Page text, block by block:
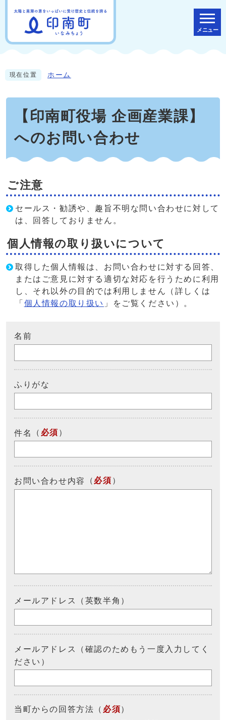
メニュー
現在位置 ホーム
【印南町役場 企画産業課】
へのお問い合わせ
ご注意
セールス・勧誘や、趣旨不明な問い合わせに対して
は、回答しておりません。
個人情報の取り扱いについて
取得した個人情報は、お問い合わせに対する回答、
またはご意見に対する適切な対応を行うために利用
し、それ以外の目的では利用しません（詳しくは
「 個人情報の取り扱い 」をご覧ください）。
名前
ふりがな
件名 （ 必須 ）
お問い合わせ内容 （ 必須 ）
メールアドレス（英数半角）
メールアドレス（確認のためもう一度入力してく
ださい）
当町からの回答方法 （ 必須）